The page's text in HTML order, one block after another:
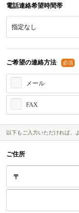
電話連絡希望時間帯
ご希望の連絡方法 必須
メール
FAX
以下もご入力いただければ、
ご住所
〒